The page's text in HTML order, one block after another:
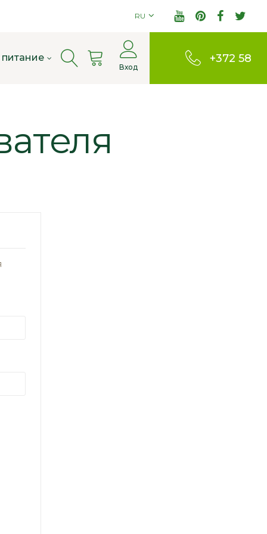
RU
Cart
Вход
+372 58